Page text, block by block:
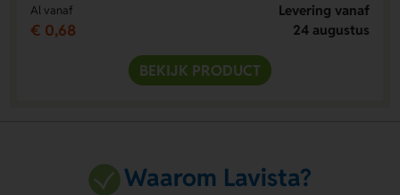
Al vanaf
€ 0,68
Levering vanaf
24 augustus
BEKIJK PRODUCT
Waarom Lavista?